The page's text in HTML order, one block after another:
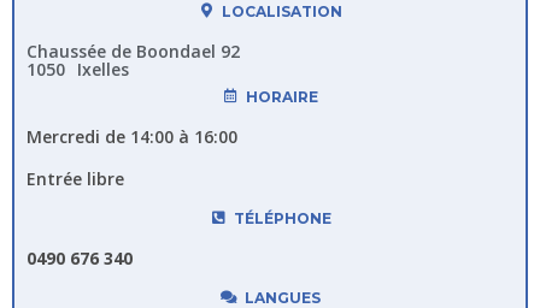
LOCALISATION
Chaussée de Boondael 92
1050 Ixelles
HORAIRE
Mercredi de 14:00 à 16:00
Entrée libre
TÉLÉPHONE
0490 676 340
LANGUES